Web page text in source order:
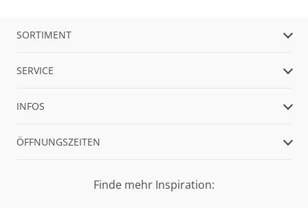
SORTIMENT
SERVICE
INFOS
ÖFFNUNGSZEITEN
Finde mehr Inspiration: